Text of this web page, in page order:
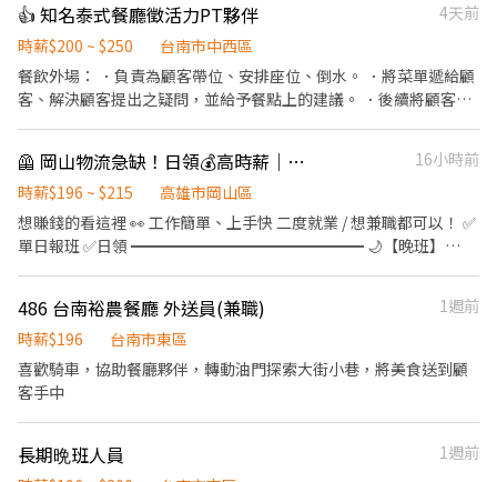
決顧客提出之疑問，並給予餐點上的建議。 ．後續將顧客點餐訊息
通知廚房做餐。 ．於顧客用餐完畢後，負責收拾碗盤與清理環境。
【未來你可以學到】 ．舞台演出者的配線處理 ．音控台與燈控台的
基本操作 ．基本調酒製作 【福利】 ·基本勞保 ·員工聚會，跑
👍 知名泰式餐廳徵活力PT夥伴
4天前
時薪$200 ~ $250
台南市中西區
餐飲外場： ．負責為顧客帶位、安排座位、倒水。 ．將菜單遞給顧
客、解決顧客提出之疑問，並給予餐點上的建議。 ．後續將顧客點
負責結帳、收銀等工作。 餐飲內場： ．擔任廚師的助手，處理烹飪
前與烹飪中之準備工作與其他餐廳相關事務。 ．負責洗、剝、削、
切各種食材。 ．負責清理工作環境、設備和餐具。 ．準備不同餐點
所需要的食材。 ．協助測量食材的容量與重量。 ．負責擺盤、打包
🦺 岡山物流急缺！日領💰高時薪｜立即報班
16小時前
時薪$196 ~ $215
高雄市岡山區
想賺錢的看這裡 👀 工作簡單、上手快 二度就業 / 想兼職都可以！ ✅
單日報班 ✅日領 ━━━━━━━━━━━━━━━ 🌙【晚班】
高雄市岡山區本洲里本工一路 ▬▬▬▬▬▬▬▬▬【快速報名】
▬▬▬▬▬▬▬▬▬ ❤️𝑳𝒊𝒏𝒆 𝑰𝑫：【0965330514 】明熙-Lisa 麗莎
專員 留言 ✅ 職缺截圖 1對1專人為您服務☺️ 🔥 職缺稀有，手速要
快！
486 台南裕農餐廳 外送員(兼職)
1週前
時薪$196
台南市東區
喜歡騎車，協助餐廳夥伴，轉動油門探索大街小巷，將美食送到顧
客手中
長期晩班人員
1週前